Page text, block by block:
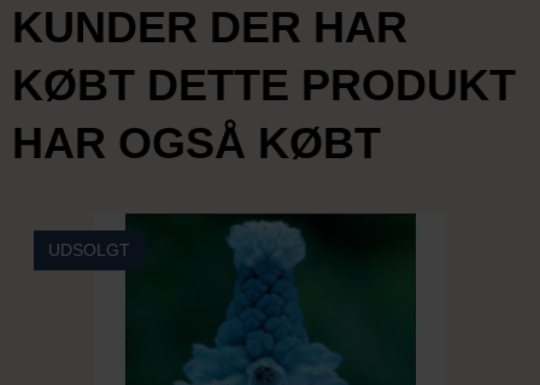
KUNDER DER HAR
KØBT DETTE PRODUKT
HAR OGSÅ KØBT
UDSOLGT